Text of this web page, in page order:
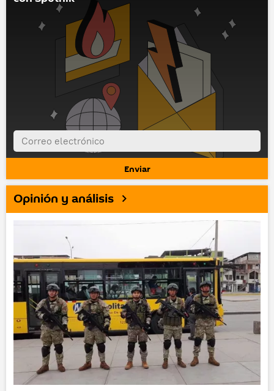
Opinión y análisis